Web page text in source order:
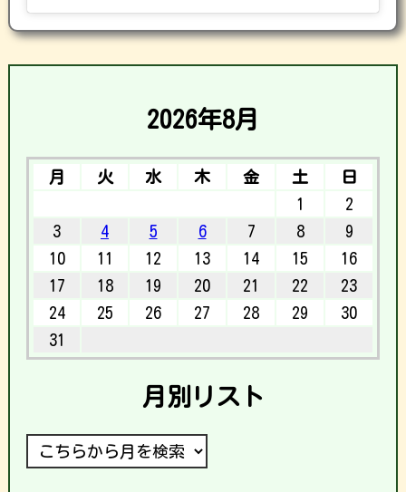
2026年8月
月 火 水 木 金 土
日
1
2
3
4 5 6 7 8
9
10
11 12 13 14 15
16
17
18 19 20 21 22
23
24
25 26 27 28 29
30
31
月別リスト